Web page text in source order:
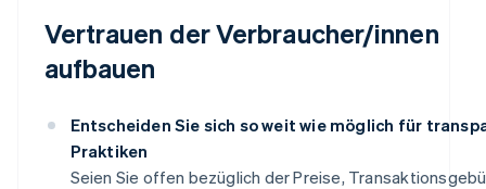
Vertrauen der Verbraucher/innen
aufbauen
Entscheiden Sie sich so weit wie möglich für
Praktiken
Seien Sie offen bezüglich der Preise,